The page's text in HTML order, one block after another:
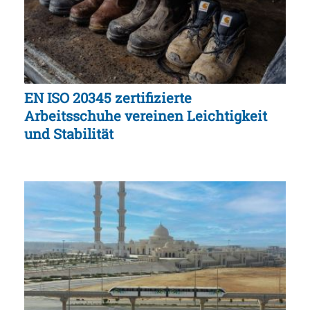
EN ISO 20345 zertifizierte
Arbeitsschuhe vereinen Leichtigkeit
und Stabilität